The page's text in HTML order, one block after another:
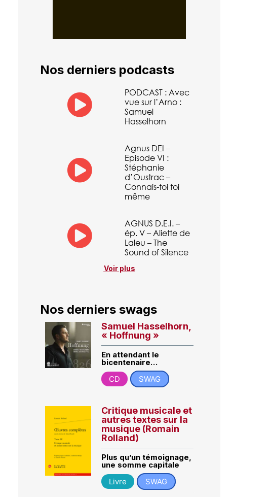
Nos derniers podcasts
PODCAST : Avec
vue sur l’Arno :
Samuel
Hasselhorn
Agnus DEI –
Episode VI :
Stéphanie
d’Oustrac –
Connais-toi toi
même
AGNUS D.E.I. –
ép. V – Aliette de
Laleu – The
Sound of Silence
Voir plus
Nos derniers swags
Samuel Hasselhorn,
« Hoffnung »
En attendant le
bicentenaire…
CD
SWAG
Critique musicale et
autres textes sur la
musique (Romain
Rolland)
Plus qu’un témoignage,
une somme capitale
Livre
SWAG